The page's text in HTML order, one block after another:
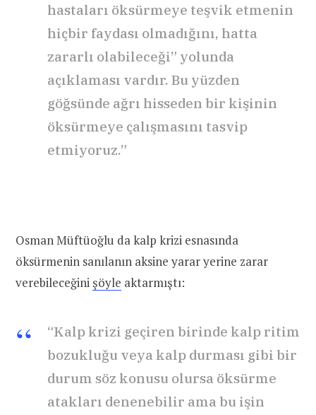
hastaları öksürmeye teşvik etmenin
hiçbir faydası olmadığını, hatta
zararlı olabileceği” yolunda
açıklaması vardır. Bu yüzden
göğsünde ağrı hisseden bir kişinin
öksürmeye çalışmasını tasvip
etmiyoruz.”
Osman Müftüoğlu da kalp krizi esnasında
öksürmenin sanılanın aksine yarar yerine zarar
verebileceğinişöyle aktarmıştı:
“Kalp krizi geçiren birinde kalp ritim
bozukluğu veya kalp durması gibi bir
durum söz konusu olursa öksürme
atakları denenebilir ama bu işin